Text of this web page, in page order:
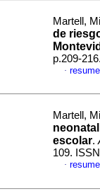
Martell,
de
p.209-
·
Martell,
escolar.
109.
·